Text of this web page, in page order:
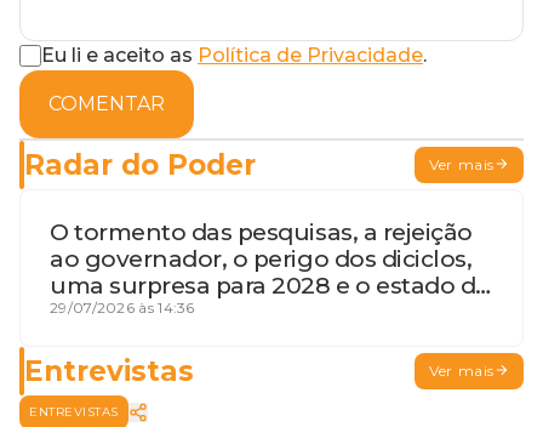
Eu li e aceito as Política de Privacidade.
COMENTAR
Radar do Poder Ver mais
O tormento das pesquisas, a rejeição
ao governador, o perigo dos diciclos,
uma surpresa para 2028 e o estado de
terceira guerra mundial
29/07/2026 às 14:36
Entrevistas Ver mais
ENTREVISTAS